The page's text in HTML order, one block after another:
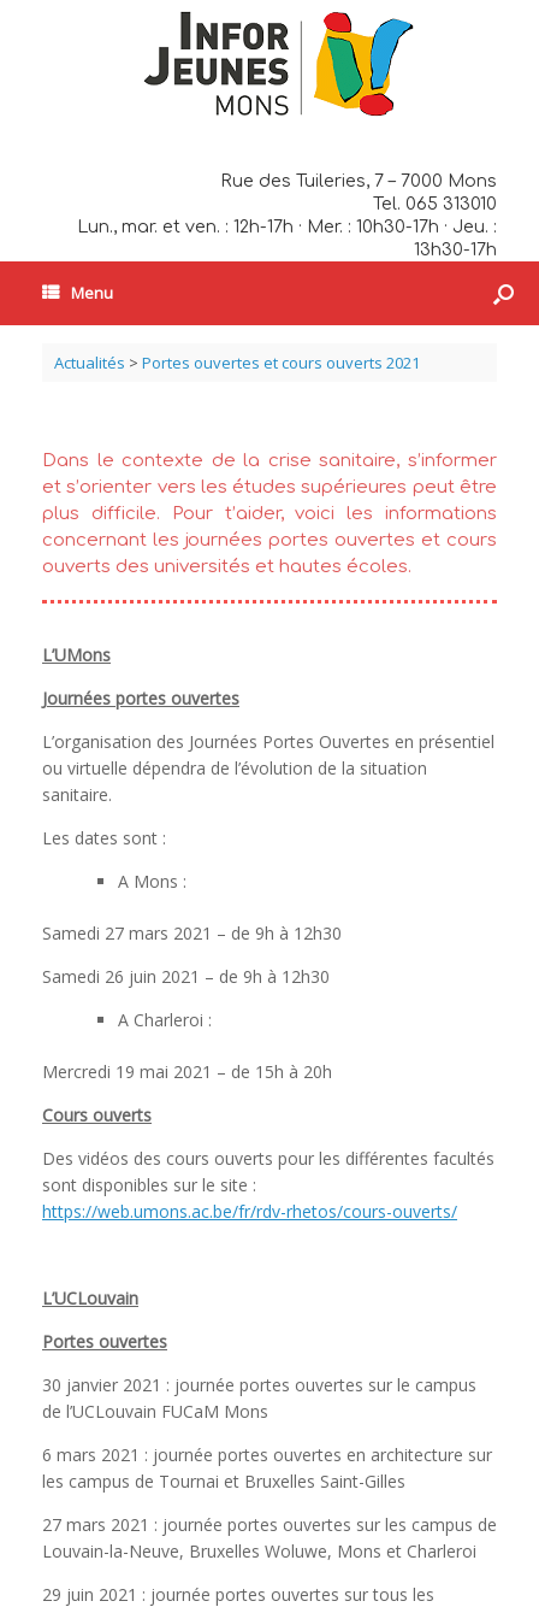
Rue des Tuileries, 7 – 7000 Mons
Tel. 065 313010
Lun., mar. et ven. : 12h-17h · Mer. : 10h30-17h · Jeu. :
13h30-17h
Menu
Actualités > Portes ouvertes et cours ouverts 2021
Dans le contexte de la crise sanitaire, s’informer
et s’orienter vers les études supérieures peut être
plus difficile. Pour t’aider, voici les informations
concernant les journées portes ouvertes et cours
ouverts des universités et hautes écoles.
L’UMons
Journées portes ouvertes
L’organisation des Journées Portes Ouvertes en présentiel
ou virtuelle dépendra de l’évolution de la situation
sanitaire.
Les dates sont :
A Mons :
Samedi 27 mars 2021 – de 9h à 12h30
Samedi 26 juin 2021 – de 9h à 12h30
A Charleroi :
Mercredi 19 mai 2021 – de 15h à 20h
Cours ouverts
Des vidéos des cours ouverts pour les différentes facultés
sont disponibles sur le site :
https://web.umons.ac.be/fr/rdv-rhetos/cours-ouverts/
L’UCLouvain
Portes ouvertes
30 janvier 2021 : journée portes ouvertes sur le campus
de l’UCLouvain FUCaM Mons
6 mars 2021 : journée portes ouvertes en architecture sur
les campus de Tournai et Bruxelles Saint-Gilles
27 mars 2021 : journée portes ouvertes sur les campus de
Louvain-la-Neuve, Bruxelles Woluwe, Mons et Charleroi
29 juin 2021 : journée portes ouvertes sur tous les